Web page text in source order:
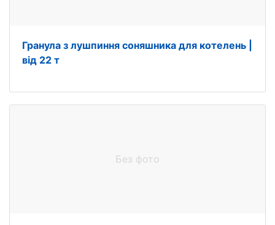
Гранула з лушпиння соняшника для котелень |
від 22 т
Без фото